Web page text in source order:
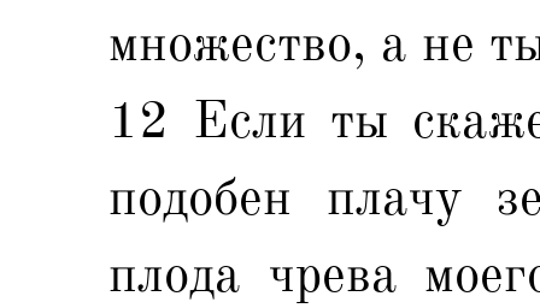
множество, а не
12 Если ты
подобен плачу
плода чрева